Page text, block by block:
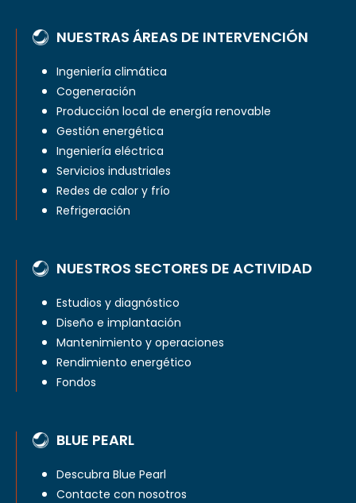
NUESTRAS ÁREAS DE INTERVENCIÓN
Ingeniería climática
Cogeneración
Producción local de energía renovable
Gestión energética
Ingeniería eléctrica
Servicios industriales
Redes de calor y frío
Refrigeración
NUESTROS SECTORES DE ACTIVIDAD
Estudios y diagnóstico
Diseño e implantación
Mantenimiento y operaciones
Rendimiento energético
Fondos
BLUE PEARL
Descubra Blue Pearl
Contacte con nosotros